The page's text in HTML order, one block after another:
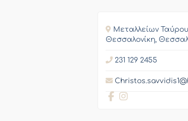
Μεταλλείων
Θεσσαλονίκη,
231 129 2455